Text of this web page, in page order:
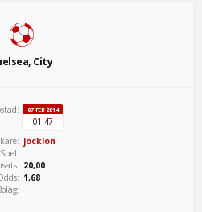
City
07 FEB 2014
01:47
jocklon
Spel:
20,00
1,68